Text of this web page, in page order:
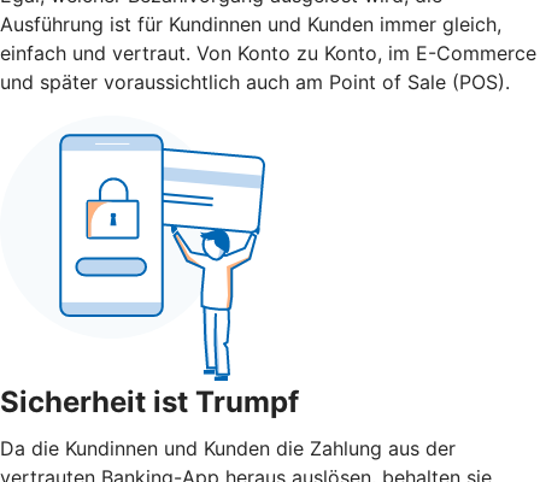
Ausführung ist für Kundinnen und Kunden immer gleich,
einfach und vertraut. Von Konto zu Konto, im E-Commerce
und später voraussichtlich auch am Point of Sale (POS).
Sicherheit ist Trumpf
Da die Kundinnen und Kunden die Zahlung aus der
vertrauten Banking-App heraus auslösen, behalten sie